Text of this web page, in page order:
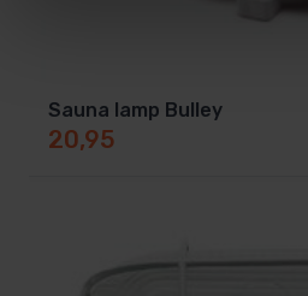
Sauna lamp Bulley
20,95